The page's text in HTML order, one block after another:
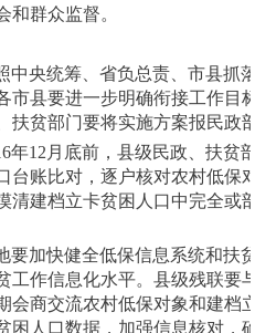
和群众监督。
中央统筹、省负总责、市县
市县要进一步明确衔接工作目
扶贫部门要将实施方案报民政
年12月底前，县级民政、扶
台账比对，逐户核对农村低
清建档立卡贫困人口中完全
要加快健全低保信息系统和
工作信息化水平。县级残联
会商交流农村低保对象和建
困人口数据，加强信息核对